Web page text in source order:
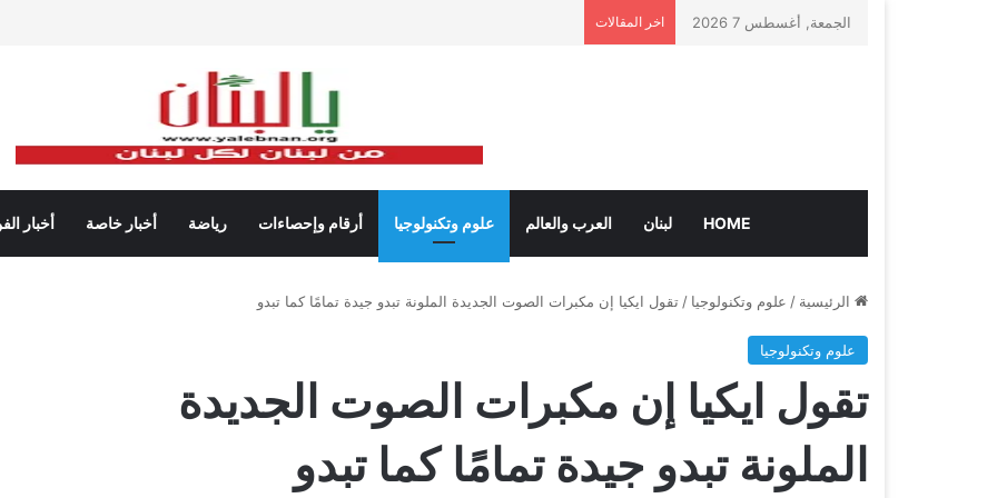
الجمعة, أغسطس 7 2026 اخر المقالات
HOME لبنان العرب والعالم علوم وتكنولوجيا أرقام وإحصاءات رياضة أخبار خاصة أخبار
الرئيسية / علوم وتكنولوجيا / تقول ايكيا إن مكبرات الصوت الجديدة الملونة تبدو جيدة تمامًا كما تبدو
علوم وتكنولوجيا
تقول ايكيا إن مكبرات الصوت الجديدة
الملونة تبدو جيدة تمامًا كما تبدو